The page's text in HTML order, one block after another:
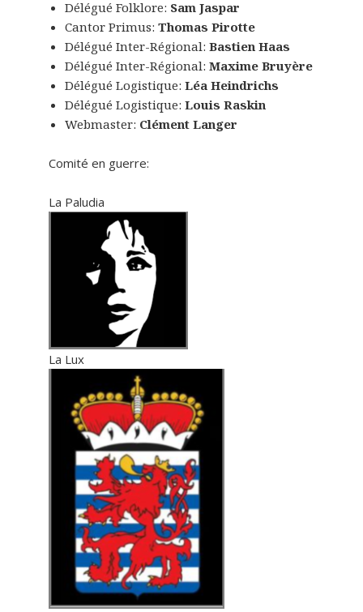
Délégué Folklore: Sam Jaspar
Cantor Primus: Thomas Pirotte
Délégué Inter-Régional: Bastien Haas
Délégué Inter-Régional: Maxime Bruyère
Délégué Logistique: Léa Heindrichs
Délégué Logistique: Louis Raskin
Webmaster: Clément Langer
Comité en guerre:
La Paludia
La Lux